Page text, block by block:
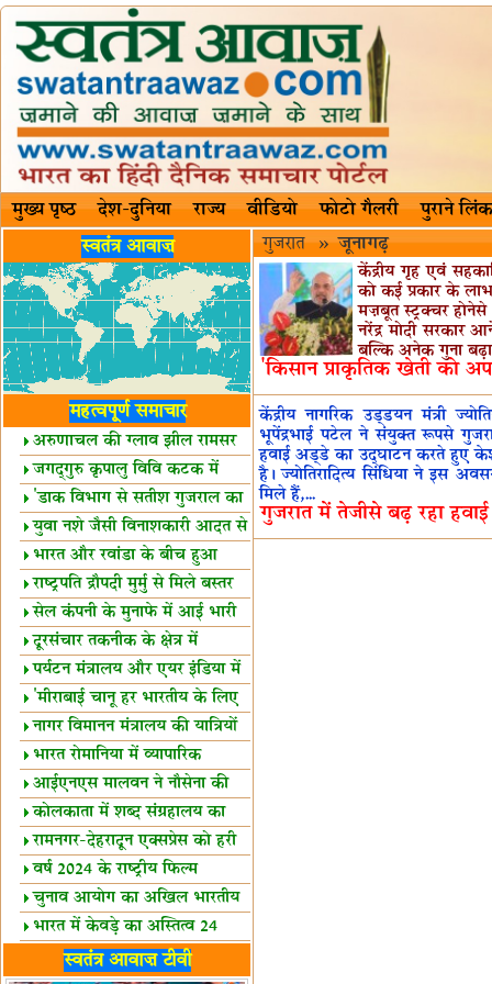
मुख्य पृष्ठ देश-दुनिया राज्य वीडियो फोटो गैलरी पुराने लिंक
स्वतंत्र आवाज़
महत्वपूर्ण समाचार
अरुणाचल की ग्लाव झील रामसर
स्थल घोषित
जगद्गुरु कृपालु विवि कटक में
शैक्षिक सत्र शुरू
'डाक विभाग से सतीश गुजराल का
रिश्ता गहरा'
युवा नशे जैसी विनाशकारी आदत से
दूर रहें-मोदी
भारत और रवांडा के बीच हुआ
व्यापार विस्तार
राष्ट्रपति द्रौपदी मुर्मु से मिले बस्तर
के प्रतिनिधि
सेल कंपनी के मुनाफे में आई भारी
उछाल!
दूरसंचार तकनीक के क्षेत्र में
उत्कृष्टता पुरस्कार
पर्यटन मंत्रालय और एयर इंडिया में
समझौता
'मीराबाई चानू हर भारतीय के लिए
प्रेरणा'
नागर विमानन मंत्रालय की यात्रियों
को सलाह
भारत रोमानिया में व्यापारिक
साझेदारियां
आईएनएस मालवन ने नौसेना की
ताकत बढ़ाई
कोलकाता में शब्द संग्रहालय का
उद्घाटन
रामनगर-देहरादून एक्सप्रेस को हरी
झंडीवर्ष 2024 के राष्ट्रीय फिल्म
पुरस्कारों की घोषणा
चुनाव आयोग का अखिल भारतीय
मीडिया सम्मेलन
भारत में केवड़े का अस्तित्‍व 24
लाख वर्ष!
लखनऊ में 'एक राष्ट्र एक चुनाव'
स्वतंत्र आवाज़ टीवी
गुजरात » जूनागढ़
केंद्रीय गृह एवं
को कई प्रकार के
मज़बूत स्ट्रक्चर
नरेंद्र मोदी सरकार
बल्कि अनेक गुना
'किसान प्राकृतिक खेती को
केंद्रीय नागरिक उड्डयन मंत्री
भूपेंद्रभाई पटेल ने संयुक्त रूपसे
हवाई अड्डे का उद्घाटन करते हुए
है। ज्योतिरादित्य सिंधिया ने इस
मिले हैं,...
गुजरात में तेजीसे बढ़ रहा